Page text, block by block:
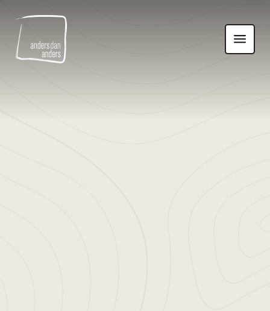
Anders
dan
Anders
Toon
navigatie